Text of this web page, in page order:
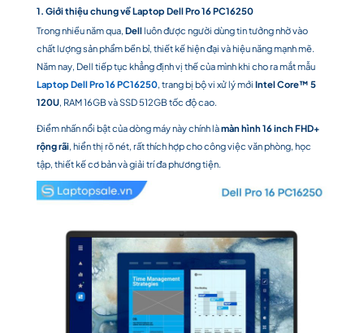
1. Giới thiệu chung về Laptop Dell Pro 16 PC16250
Trong nhiều năm qua, Dellluôn được người dùng tin tưởng nhờ vào
chất lượng sản phẩm bền bỉ, thiết kế hiện đại và hiệu năng mạnh mẽ.
Năm nay, Dell tiếp tục khẳng định vị thế của mình khi cho ra mắt mẫu
Laptop Dell Pro 16 PC16250, trang bị bộ vi xử lý mới Intel Core™ 5
120U, RAM 16GB và SSD 512GB tốc độ cao.
Điểm nhấn nổi bật của dòng máy này chính làmàn hình 16 inch FHD+
rộng rãi, hiển thị rõ nét, rất thích hợp cho công việc văn phòng, học
tập, thiết kế cơ bản và giải trí đa phương tiện.